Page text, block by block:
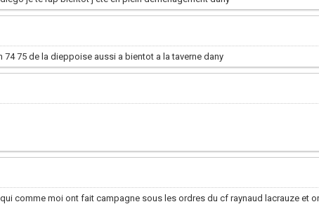
75 de la dieppoise aussi a bientot a la taverne dany
comme moi ont fait campagne sous les ordres du cf raynaud lacrauze et